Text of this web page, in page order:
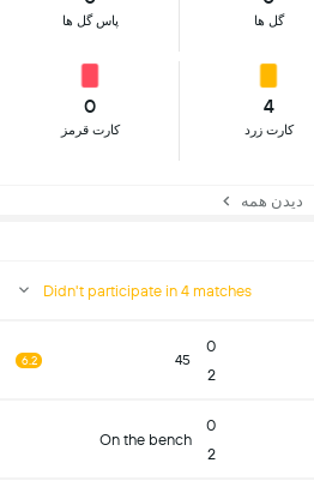
گل ها پاس گل ها
4
کارت زرد
0
کارت قرمز
دیدن همه
Didn't participate in 4 matches
0
2
45
6.2
0
2
On the bench